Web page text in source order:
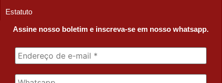
Estatuto
Assine nosso boletim e inscreva-se em nosso whatsapp.